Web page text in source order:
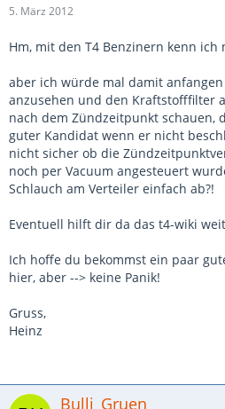
5. März 2012
Hm, mit den T4 Benzinern kenn ich
aber ich würde mal damit
anzusehen und den Kraftstofffilter
nach dem Zündzeitpunkt schauen,
guter Kandidat wenn er nicht
nicht sicher ob die
noch per Vacuum angesteuert
Schlauch am Verteiler einfach ab?!
Eventuell hilft dir da das t4-wiki
Ich hoffe du bekommst ein paar
hier, aber --> keine Panik!
Gruss,
Heinz
Bulli_Gruen